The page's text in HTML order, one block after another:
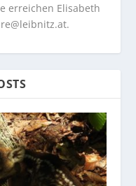
erreichen Elisabeth
.